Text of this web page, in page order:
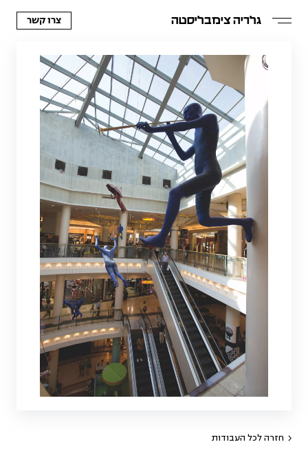
גלריה צימבליסטה צרו קשר
חזרה לכל העבודות